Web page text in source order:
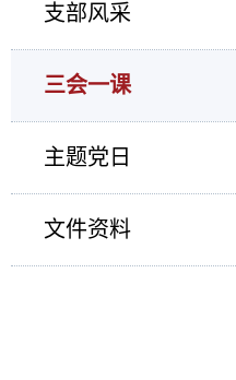
支部风采
三会一课
主题党日
文件资料